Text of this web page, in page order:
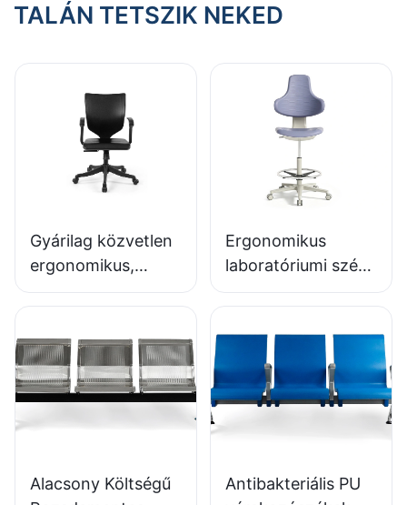
TALÁN TETSZIK NEKED
Gyárilag közvetlen
ergonomikus,
öntött PU habból
IC091 HEWEI ÜLÉS
Ergonomikus
laboratóriumi szék,
tartós PU hab,
Alacsony Költségű
Antibakteriális PU